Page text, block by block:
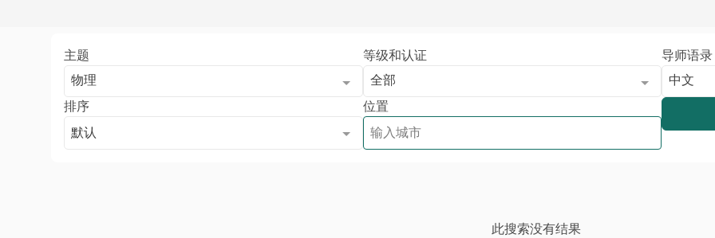
主题
物理
等级和认证
全部
导师语录
中文
排序
默认
位置
此搜索没有结果